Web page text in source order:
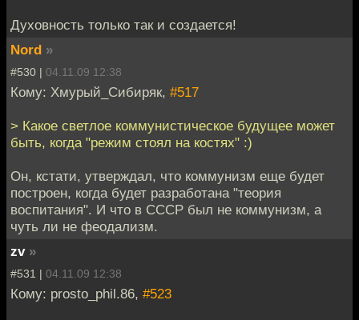
Духовность только так и создается!
Nord »
#530 | 04.11.09 12:38
Кому: Хмурый_Сибиряк, #517
> Какое светлое коммунистическое будущее может
быть, когда "режим стоял на костях" :)
Он, кстати, утверждал, что коммунизм еще будет
построен, когда будет разработана "теория
воспитания". И что в СССР был не коммунизм, а
чуть ли не феодализм.
zv »
#531 | 04.11.09 12:38
Кому: prosto_phil.86, #523